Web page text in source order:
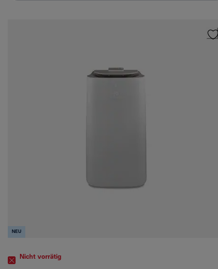
NEU
Nicht vorrätig